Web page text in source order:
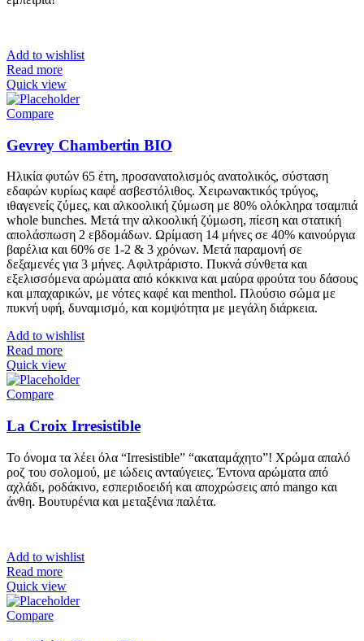
Add to wishlist
Read more
Quick view
Compare
Gevrey Chambertin BIO
Ηλικία φυτών 65 έτη, προσανατολισμός ανατολικός, σύσταση
εδαφών κυρίως καφέ ασβεστόλιθος. Χειρωνακτικός τρύγος,
ιθαγενείς ζύμες, και αλκοολική ζύμωση με 80% ολόκληρα τσαμπιά
whole bunches. Μετά την αλκοολική ζύμωση, πίεση και στατική
απολάσπωση 2 εβδομάδων. Ωρίμαση 14 μήνες σε 40% καινούργια
βαρέλια και 60% σε 1-2 & 3 χρόνων. Μετά παραμονή σε
δεξαμενές για 3 μήνες. Αφιλτράριστο. Πυκνά σύνθετα και
εξελισσόμενα αρώματα από κόκκινα και μαύρα φρούτα του δάσους
και μπαχαρικών, με νότες καφέ και menthol. Πλούσιο σώμα με
πυκνή υφή, δυναμισμό, και κομψότητα με μεγάλη διάρκεια.
Add to wishlist
Read more
Quick view
Compare
La Croix Irresistible
Το όνομα τα λέει όλα “Irresistible” “ακαταμάχητο”! Χρώμα απαλό
ροζ του σολομού, με ιώδεις ανταύγειες. Έντονα αρώματα από
αχλάδι, ροδάκινο, εσπεριδοειδή και αποχρώσεις από mango και
άνθη. Βουτυρένια και μεταξένια παλέτα.
Add to wishlist
Read more
Quick view
Compare